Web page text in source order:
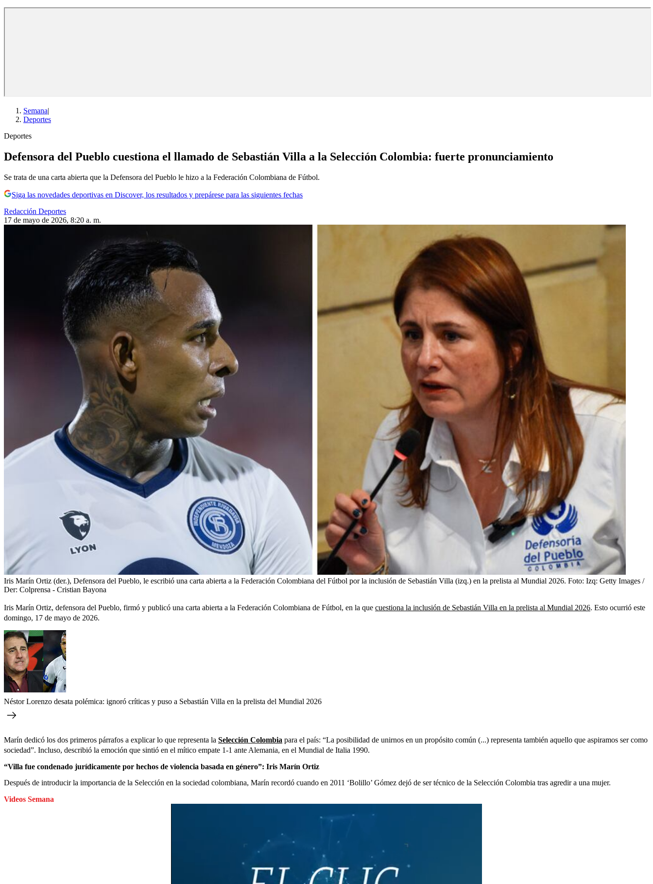
Semana|
Deportes
Deportes
Defensora del Pueblo cuestiona el llamado de Sebastián Villa a la Selección Colombia: fuerte pronunciamiento
Se trata de una carta abierta que la Defensora del Pueblo le hizo a la Federación Colombiana de Fútbol.
Siga las novedades deportivas en Discover, los resultados y prepárese para las siguientes fechas
Redacción Deportes
17 de mayo de 2026, 8:20 a. m.
Iris Marín Ortiz (der.), Defensora del Pueblo, le escribió una carta abierta a la Federación Colombiana del Fútbol por la inclusión de Sebastián Villa (izq.) en la prelista al Mundial 2026. Foto: Izq: Getty Images /
Der: Colprensa - Cristian Bayona
Iris Marín Ortiz, defensora del Pueblo, firmó y publicó una carta abierta a la Federación Colombiana de Fútbol, en la que cuestiona la inclusión de Sebastián Villa en la prelista al Mundial 2026. Esto ocurrió este
domingo, 17 de mayo de 2026.
Néstor Lorenzo desata polémica: ignoró críticas y puso a Sebastián Villa en la prelista del Mundial 2026
Marín dedicó los dos primeros párrafos a explicar lo que representa la Selección Colombia para el país: “La posibilidad de unirnos en un propósito común (...) representa también aquello que aspiramos ser como
sociedad”. Incluso, describió la emoción que sintió en el mítico empate 1-1 ante Alemania, en el Mundial de Italia 1990.
“Villa fue condenado jurídicamente por hechos de violencia basada en género”: Iris Marín Ortiz
Después de introducir la importancia de la Selección en la sociedad colombiana, Marín recordó cuando en 2011 ‘Bolillo’ Gómez dejó de ser técnico de la Selección Colombia tras agredir a una mujer.
Videos Semana